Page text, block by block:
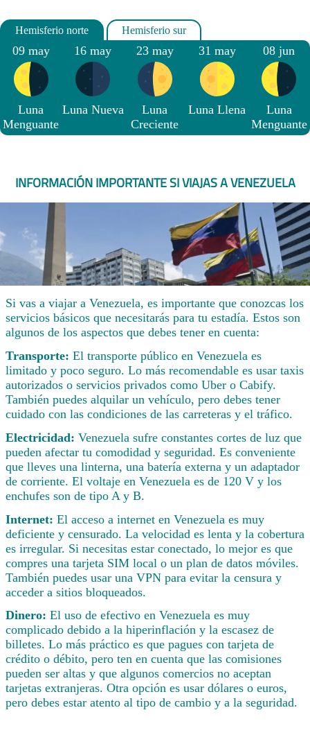
09 may
Luna
Menguante
16 may
Luna Nueva
23 may
Luna
Creciente
31 may
Luna Llena
08 jun
Luna
Menguante
INFORMACIÓN IMPORTANTE SI VIAJAS A VENEZUELA
Si vas a viajar a Venezuela, es importante que conozcas los
servicios básicos que necesitarás para tu estadía. Estos son
algunos de los aspectos que debes tener en cuenta:
Transporte: El transporte público en Venezuela es
limitado y poco seguro. Lo más recomendable es usar taxis
autorizados o servicios privados como Uber o Cabify.
También puedes alquilar un vehículo, pero debes tener
cuidado con las condiciones de las carreteras y el tráfico.
Electricidad: Venezuela sufre constantes cortes de luz que
pueden afectar tu comodidad y seguridad. Es conveniente
que lleves una linterna, una batería externa y un adaptador
de corriente. El voltaje en Venezuela es de 120 V y los
enchufes son de tipo A y B.
Internet: El acceso a internet en Venezuela es muy
deficiente y censurado. La velocidad es lenta y la cobertura
es irregular. Si necesitas estar conectado, lo mejor es que
compres una tarjeta SIM local o un plan de datos móviles.
También puedes usar una VPN para evitar la censura y
acceder a sitios bloqueados.
Dinero: El uso de efectivo en Venezuela es muy
complicado debido a la hiperinflación y la escasez de
billetes. Lo más práctico es que pagues con tarjeta de
crédito o débito, pero ten en cuenta que las comisiones
pueden ser altas y que algunos comercios no aceptan
tarjetas extranjeras. Otra opción es usar dólares o euros,
pero debes estar atento al tipo de cambio y a la seguridad.